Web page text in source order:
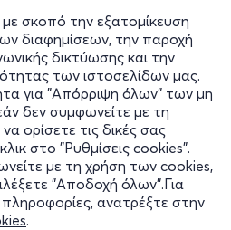
σκοπό την εξατομίκευση
διαφημίσεων, την παροχή
δικτύωσης και την
των ιστοσελίδων μας.
για "Απόρριψη όλων" των μη
δεν συμφωνείτε με τη
ορίσετε τις δικές σας
στο "Ρυθμίσεις cookies".
με τη χρήση των cookies,
"Αποδοχή όλων".Για
πληροφορίες, ανατρέξτε στην
.